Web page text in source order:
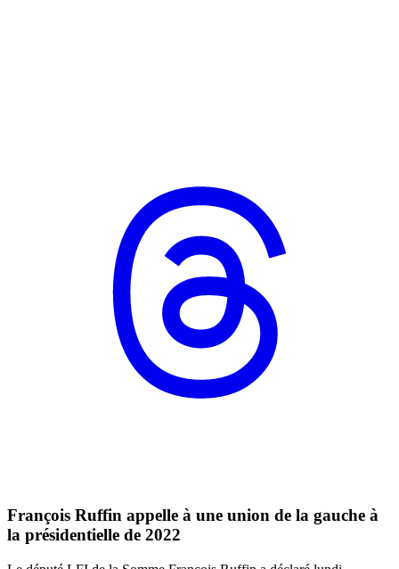
François Ruffin appelle à une union de la gauche à
la présidentielle de 2022